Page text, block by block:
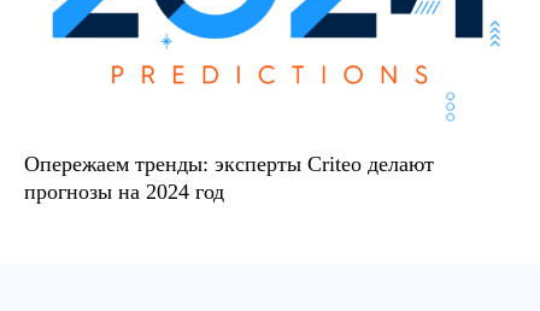
Опережаем тренды: эксперты Criteo делают
прогнозы на 2024 год